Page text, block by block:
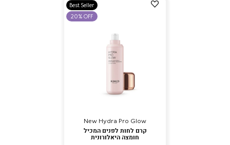
הוספה
Best Seller
20% OFF
New Hydra Pro Glow
קרם לחות לפנים המכיל
חומצה היאלורונית